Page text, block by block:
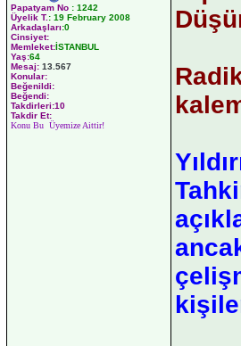
Papatyam No : 1242
Üyelik T.: 19 February 2008
Arkadaşları:0
Cinsiyet:
Memleket:İSTANBUL
Yaş:64
Mesaj: 13.567
Konular:
Beğenildi:
Beğendi:
Takdirleri:10
Takdir Et:
Konu Bu Üyemize Aittir!